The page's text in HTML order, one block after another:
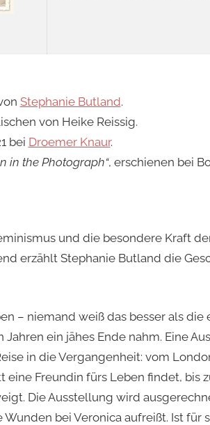
Stephanie Butland.
von Heike Reissig.
bei Droemer Knaur.
in the Photograph“, erschienen bei
und die besondere Kraft
erzählt Stephanie Butland die
– niemand weiß das besser als
Jahren ein jähes Ende nahm. Eine
in die Vergangenheit: vom
eine Freundin fürs Leben findet, bis
Die Ausstellung wird
bei Veronica aufreißt. Ist für